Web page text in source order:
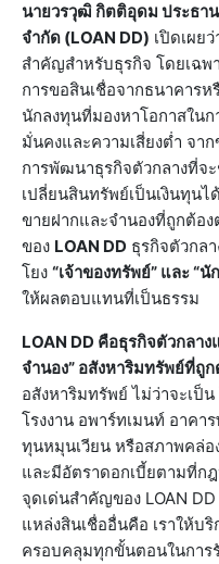
นายวรวุฒิ กิตติอุดม ประธา
จำกัด (LOAN DD) เปิดเผย
สำคัญสำหรับธุรกิจ โดยเฉ
การขอสินเชื่อจากธนาคาร
นักลงทุนที่มองหาโอกาสใน
มั่นคงและความเสี่ยงต่ำ จา
การพัฒนาธุรกิจตัวกลางที่จ
เปลี่ยนสินทรัพย์เป็นเงินทุนไ
ขายฝากและจำนองที่ถูกต้อ
ของ LOAN DD ธุรกิจตัวกล
โยง “เจ้าของทรัพย์” และ “นั
ให้ผลตอบแทนที่เป็นธรรม
LOAN DD คือธุรกิจตัวกลา
จำนอง” อสังหาริมทรัพย์ที่ถู
อสังหาริมทรัพย์ ไม่ว่าจะเป็
โรงงาน อพาร์ทเมนท์ อาคา
ทุนหมุนเวียน หรือสภาพคล่
และมีอัตราดอกเบี้ยตามที่ก
จุดเด่นสำคัญของ LOAN
แหล่งสินเชื่ออื่นคือ เราให้บ
ครอบคลุมทุกขั้นตอนในการ